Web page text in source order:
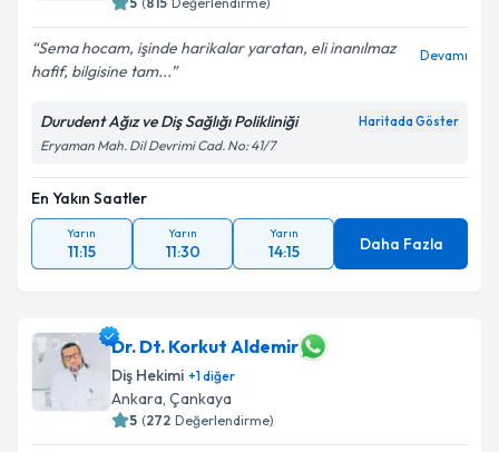
Sema hocam, işinde harikalar yaratan, eli inanılmaz
hafif, bilgisine tam...
Devamı
Durudent Ağız ve Diş Sağlığı Polikliniği Haritada Göster
Eryaman Mah. Dil Devrimi Cad. No: 41/7
En Yakın Saatler
Yarın
11:15
Yarın
11:30
Yarın
14:15 Daha Fazla
Dr. Dt. Korkut Aldemir
Diş Hekimi +1diğer
Ankara, Çankaya
5 (272 Değerlendirme)